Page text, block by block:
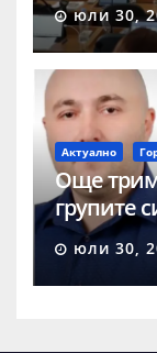
юли 30,
Актуално
Още
групите
Шумен
юли 30,